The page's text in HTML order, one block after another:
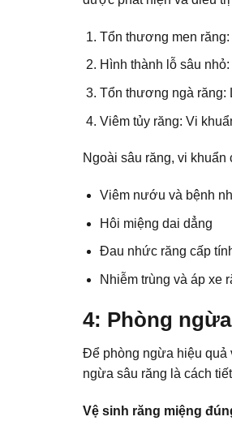
Tổn thương men
Hình thành lỗ sâu
Tổn thương ngà răng:
Viêm tủy răng: Vi
Ngoài sâu răng, vi
Viêm nướu và bệnh
Hôi miệng dai dẳng
Đau nhức răng cấp
Nhiễm trùng và áp xe
4: Phòng
Để phòng ngừa hiệu quả
ngừa sâu răng là cách
Vệ sinh răng miệng